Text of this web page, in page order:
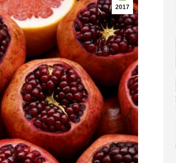
2017